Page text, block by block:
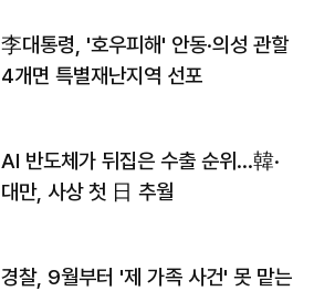
李대통령, '호우피해' 안동·의성 관할
4개면 특별재난지역 선포
AI 반도체가 뒤집은 수출 순위…韓·
대만, 사상 첫 日 추월
경찰, 9월부터 '제 가족 사건' 못 맡는